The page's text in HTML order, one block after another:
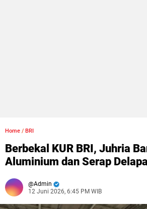
Home / BRI
Berbekal KUR BRI, Juhria
Aluminium dan Serap
Admin
12 Juni 2026, 6:45 PM WIB